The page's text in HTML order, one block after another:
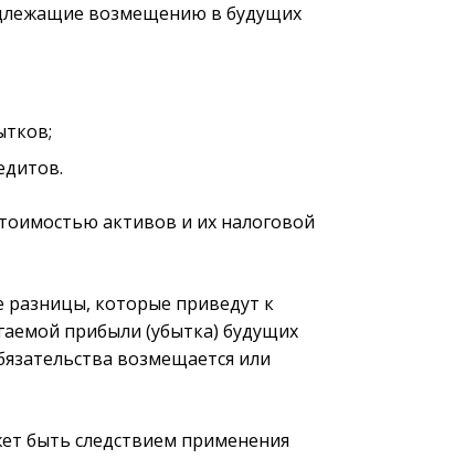
возмещению в будущих
активов и их налоговой
которые приведут к
прибыли (убытка) будущих
возмещается или
быть следствием применения